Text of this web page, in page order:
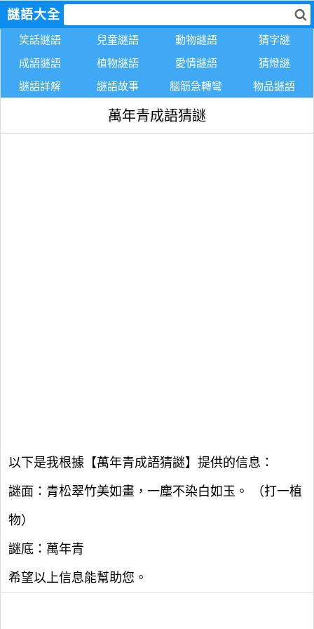
謎語大全
笑話謎語 兒童謎語 動物謎語
猜字謎
成語謎語
植物謎語 愛情謎語
猜燈謎
謎語詳解
謎語故事 腦筋急轉彎 物品謎語
萬年青成語猜謎
以下是我根據【萬年青成語猜謎】提供的信息：
謎面：青松翠竹美如畫，一塵不染白如玉。 （打一植
物）
謎底：萬年青
希望以上信息能幫助您。